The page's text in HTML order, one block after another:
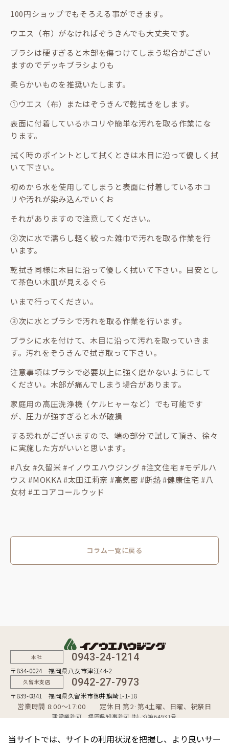
100円ショップでもそろえる事ができます。
ウエス（布）がなければぞうきんでも大丈夫です。
ブラシは硬すぎると木部を傷つけてしまう場合がござい
ますのでデッキブラシよりも
柔らかいものを推奨いたします。
①ウエス（布）またはぞうきんで乾拭きをします。
表面に付着しているホコリや簡単な汚れを取る作業にな
ります。
拭く時のポイントとして拭くときは木目に沿って優しく拭
いて下さい。
初めから水を使用してしまうと表面に付着しているホコ
リや汚れが染み込んでいくお
それがありますので注意してください。
②次に水で濡らし軽く絞った雑巾で汚れを取る作業を行
います。
乾拭き同様に木目に沿って優しく拭いて下さい。目安とし
て茶色い木肌が見えるぐら
いまで行ってください。
③次に水とブラシで汚れを取る作業を行います。
ブラシに水を付けて、木目に沿って汚れを取っていきま
す。汚れをぞうきんで拭き取って下さい。
注意事項はブラシで必要以上に強く磨かないようにして
ください。木部が痛んでしまう場合があります。
家庭用の高圧洗浄機（ケルヒャーなど）でも可能です
が、圧力が強すぎると木が破損
する恐れがございますので、端の部分で試して頂き、徐々
に実施した方がいいと思います。
#八女 #久留米 #イノウエハウジング #注文住宅 #モデルハ
ウス #MOKKA #太田江莉奈 #高気密 #断熱 #健康住宅 #八
女材 #エコアコールウッド
コラム一覧に戻る
本社 0943-24-1214
〒834-0024 福岡県八女市津江44-2
久留米支店 0942-27-7973
〒839-0841 福岡県久留米市御井旗崎1-1-18
営業時間 8:00〜17:00 定休日 第2·第4土曜、日曜、祝祭日
建設業許可 福岡県知事許可 (特-3)第64931号
宅地建物取引業者 福岡県知事（10）第9254号